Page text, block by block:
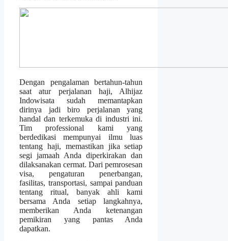
Dengan pengalaman bertahun-tahun
saat atur perjalanan haji, Alhijaz
Indowisata sudah memantapkan
dirinya jadi biro perjalanan yang
handal dan terkemuka di industri ini.
Tim professional kami yang
berdedikasi mempunyai ilmu luas
tentang haji, memastikan jika setiap
segi jamaah Anda diperkirakan dan
dilaksanakan cermat. Dari pemrosesan
visa, pengaturan penerbangan,
fasilitas, transportasi, sampai panduan
tentang ritual, banyak ahli kami
bersama Anda setiap langkahnya,
memberikan Anda ketenangan
pemikiran yang pantas Anda
dapatkan.